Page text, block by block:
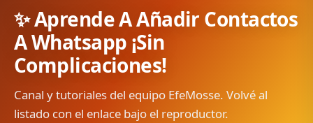
✨ Aprende A Añadir Contactos
A Whatsapp ¡Sin
Complicaciones!
Canal y tutoriales del equipo EfeMosse. Volvé al
listado con el enlace bajo el reproductor.